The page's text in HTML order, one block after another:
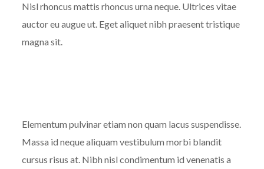
Nisl rhoncus mattis rhoncus urna neque. Ultrices vitae
auctor eu augue ut. Eget aliquet nibh praesent tristique
magna sit.
Elementum pulvinar etiam non quam lacus suspendisse.
Massa id neque aliquam vestibulum morbi blandit
cursus risus at. Nibh nisl condimentum id venenatis a